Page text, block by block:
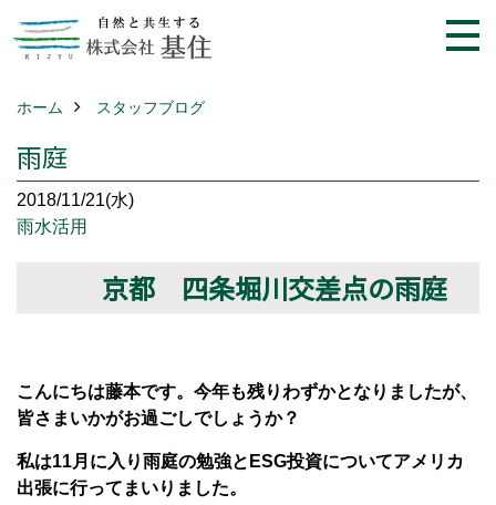
ホーム スタッフブログ
雨庭
2018/11/21(水)
雨水活用
京都 四条堀川交差点の雨庭
こんにちは藤本です。今年も残りわずかとなりましたが、
皆さまいかがお過ごしでしょうか？
私は11月に入り雨庭の勉強とESG投資についてアメリカ
出張に行ってまいりました。